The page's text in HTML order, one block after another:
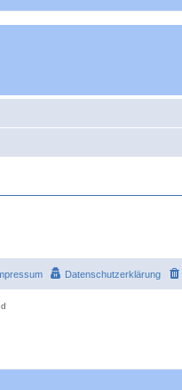
Datenschutzerklärung